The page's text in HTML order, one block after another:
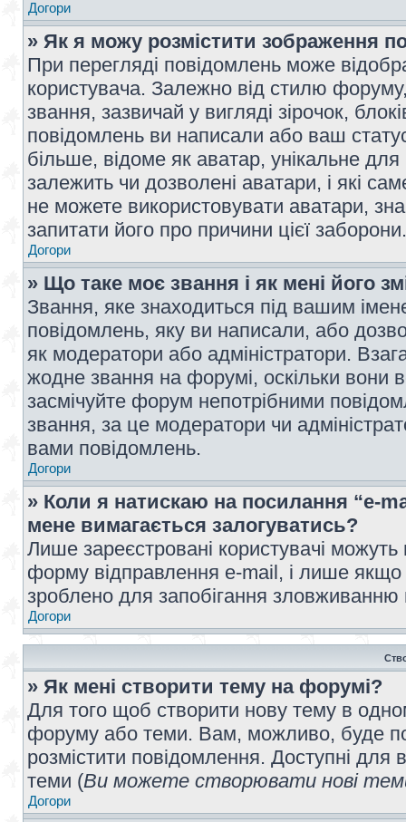
Догори
» Як я можу розмістити зображення
При перегляді повідомлень може
користувача. Залежно від стилю
звання, зазвичай у вигляді зірочок,
повідомлень ви написали або ваш
більше, відоме як аватар, унікальне
залежить чи дозволені аватари, і які
не можете використовувати аватари,
запитати його про причини цієї заборони.
Догори
» Що таке моє звання і як мені його
Звання, яке знаходиться під вашим
повідомлень, яку ви написали, або
як модератори або адміністратори.
жодне звання на форумі, оскільки вони
засмічуйте форум непотрібними
звання, за це модератори чи
вами повідомлень.
Догори
» Коли я натискаю на посилання “e-
мене вимагається залогуватись?
Лише зареєстровані користувачі
форму відправлення e-mail, і лише
зроблено для запобігання
Догори
» Як мені створити тему на форумі?
Для того щоб створити нову тему в
форуму або теми. Вам, можливо, буде
розмістити повідомлення. Доступні для
теми (Ви можете створювати нові
Догори